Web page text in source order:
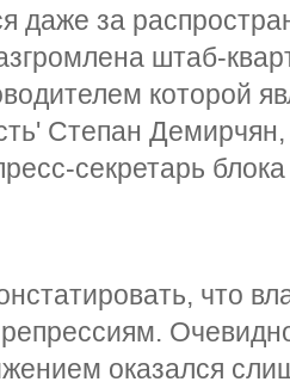
даже за
штаб-
которой
Степан
секретарь
что
оказался